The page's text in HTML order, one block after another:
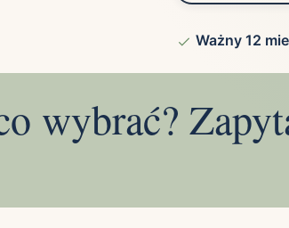
Ważny 12
wybrać?